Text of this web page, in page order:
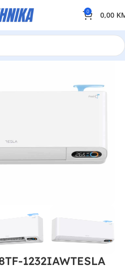
0 0,00
1232IAWTESLA